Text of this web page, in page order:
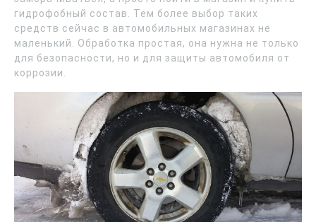
гидрофобный состав. Тем более выбор таких
средств сейчас в автомобильных магазинах не
маленький. Обработка простая, она нужна не только
для безопасности, но и для защиты автомобиля от
коррозии.